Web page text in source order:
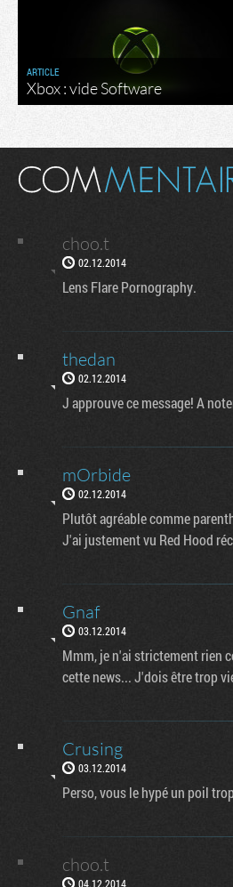
ARTICLE
Xbox : vide Software
choo.t
02.12.2014
Lens Flare Pornography.
thedan
02.12.2014
J approuve ce message! A
mOrbide
02.12.2014
Plutôt agréable comme
J'ai justement vu Red Hood
Gnaf
03.12.2014
Mmm, je n'ai strictement rien
cette news... J'dois être trop
Crusing
03.12.2014
Perso, vous le hypé un poil
choo.t
04.12.2014